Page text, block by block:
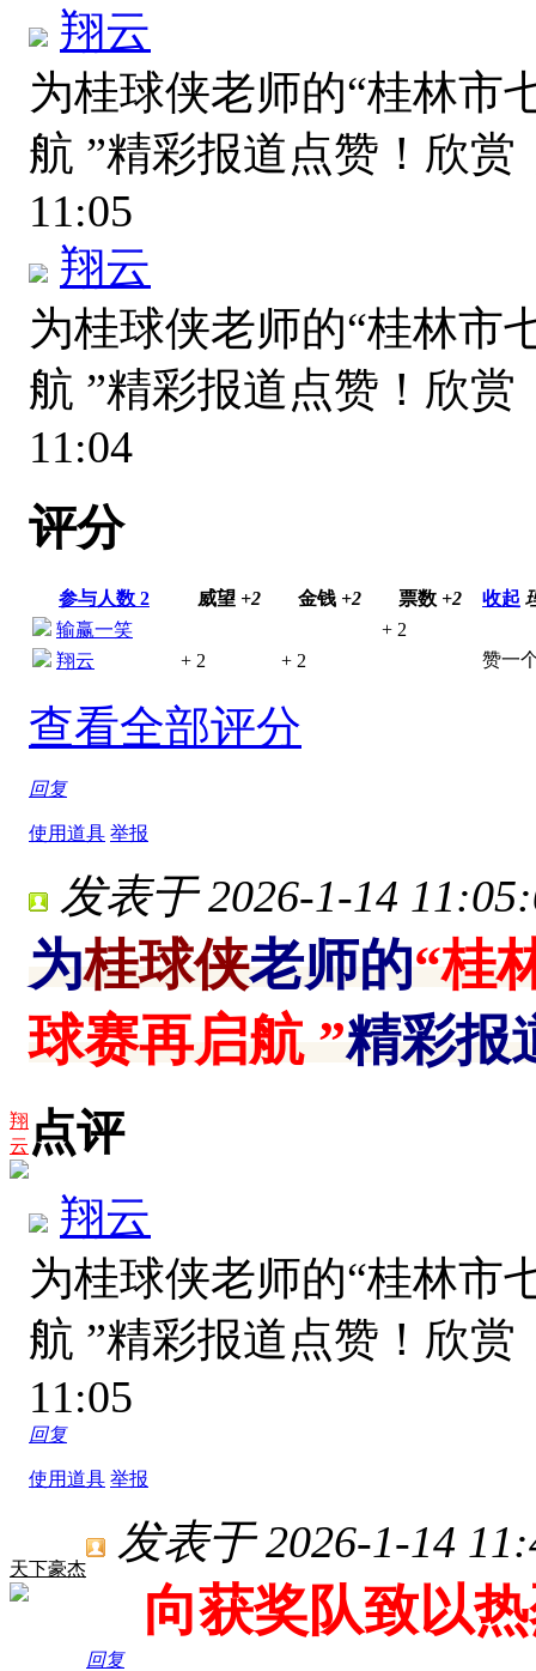
翔云
为桂球侠老师的“桂林市
航 ”精彩报道点赞！欣
11:05
翔云
为桂球侠老师的“桂林市
航 ”精彩报道点赞！欣
11:04
评分
参与人数 2 威望 +2 金钱 +2 票数 +2 收起
输赢一笑
+ 2
翔云
+ 2 + 2 赞一
查看全部评分
回复
使用道具 举报
翔
云
发表于 2026-1-14
为桂球侠老师的“桂
球赛再启航 ”精彩报
点评
翔云
为桂球侠老师的“桂林市
航 ”精彩报道点赞！欣
11:05
回复
使用道具 举报
天下豪杰
发表于 2026-1-14
向获奖队致以热
回复